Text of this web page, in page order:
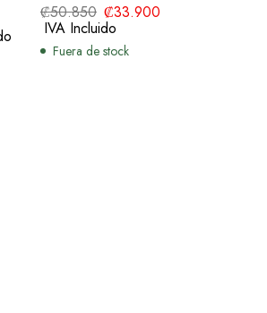
₡50.850 ₡33.900
IVA Incluido
Fuera de stock